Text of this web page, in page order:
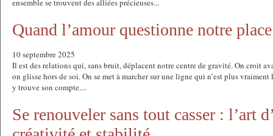
ensemble se trouvent des alliées précieuses...
Quand l’amour questionne notre place
10 septembre 2025
Il est des relations qui, sans bruit, déplacent notre centre de gravité. On croit
on glisse hors de soi. On se met à marcher sur une ligne qui n’est plus vraiment
y trouve son compte....
Se renouveler sans tout casser : l’art